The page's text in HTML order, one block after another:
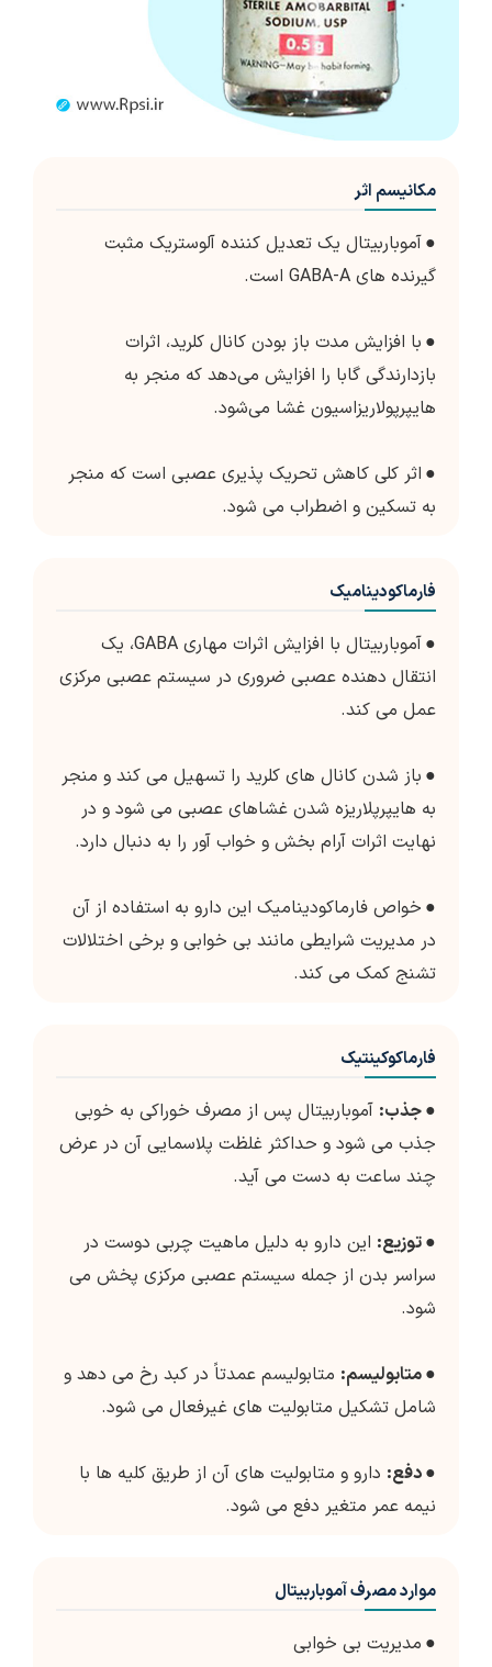
مکانیسم اثر
●آموباربیتال یک تعدیل کننده آلوستریک مثبت
گیرنده های GABA-A است.
● با افزایش مدت باز بودن کانال کلرید، اثرات
بازدارندگی گابا را افزایش می‌دهد که منجر به
هایپرپولاریزاسیون غشا می‌شود.
● اثر کلی کاهش تحریک پذیری عصبی است که منجر
به تسکین و اضطراب می شود.
فارماکودینامیک
●
آموباربیتال با افزایش اثرات مهاری GABA، یک
انتقال دهنده عصبی ضروری در سیستم عصبی مرکزی
عمل می کند.
● باز شدن کانال های کلرید را تسهیل می کند و منجر
به هایپرپلاریزه شدن غشاهای عصبی می شود و در
نهایت اثرات آرام بخش و خواب آور را به دنبال دارد.
● خواص فارماکودینامیک این دارو به استفاده از آن
در مدیریت شرایطی مانند بی خوابی و برخی اختلالات
تشنج کمک می کند.
فارماکوکینتیک
●جذب: آموباربیتال پس از مصرف خوراکی به خوبی
جذب می شود و حداکثر غلظت پلاسمایی آن در عرض
چند ساعت به دست می آید.
●توزیع: این دارو به دلیل ماهیت چربی دوست در
سراسر بدن از جمله سیستم عصبی مرکزی پخش می
شود.
●متابولیسم: متابولیسم عمدتاً در کبد رخ می دهد و
شامل تشکیل متابولیت های غیرفعال می شود.
●دفع: دارو و متابولیت های آن از طریق کلیه ها با
نیمه عمر متغیر دفع می شود.
موارد مصرف آموباربیتال
● مدیریت بی خوابی